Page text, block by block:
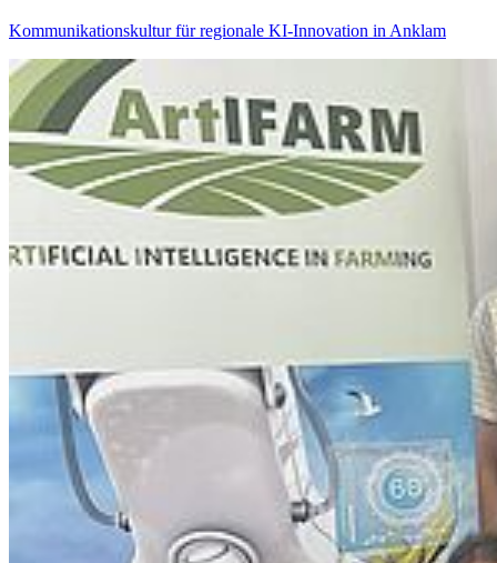
Kommunikationskultur für regionale KI-Innovation in Anklam